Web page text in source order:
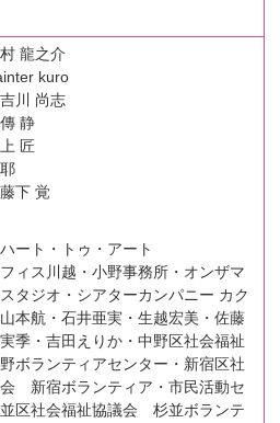
村 龍之介
kuro
吉川 尚志
傳 静
匠
藤下 覚
ハート・トゥ・アート
フィス川越・小野事務所・オンザマ
タジオ・シアターカンパニー カク
本航・石井亜実・生越宏美・佐藤
季・吉田えりか・中野区社会福祉
ボランティアセンター・新宿区社
新宿ボランティア・市民活動セ
区社会福祉協議会 杉並ボランテ